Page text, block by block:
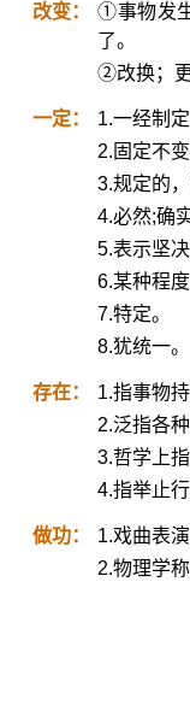
改变：
①事物发
了。
②改换；
一定：
1.一经制
2.固定不变
3.规定的，
4.必然;确
5.表示坚
6.某种程
7.特定。
8.犹统一。
存在：
1.指事物
2.泛指各
3.哲学上
4.指举止行
做功：
1.戏曲表
2.物理学